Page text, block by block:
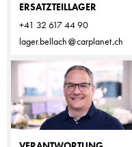
ERSATZTEILLAGER
+41 32 617 44 90
lager.bellach
carplanet ch